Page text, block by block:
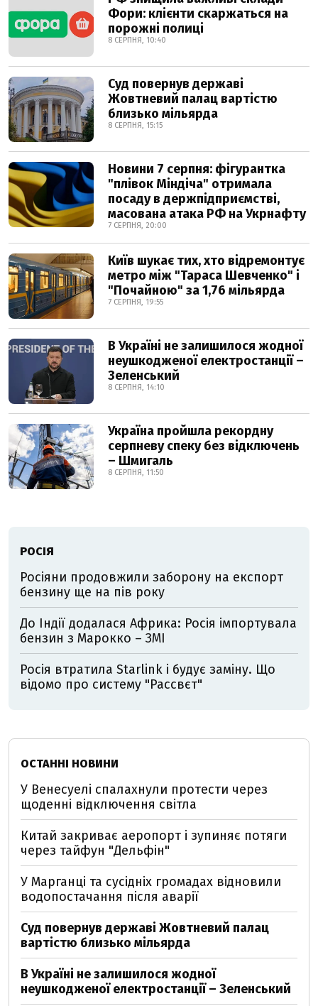
Фори: клієнти скаржаться на
порожні полиці
8 СЕРПНЯ, 10:40
Суд повернув державі
Жовтневий палац вартістю
близько мільярда
8 СЕРПНЯ, 15:15
Новини 7 серпня: фігурантка
"плівок Міндіча" отримала
посаду в держпідприємстві,
масована атака РФ на Укрнафту
7 СЕРПНЯ, 20:00
Київ шукає тих, хто відремонтує
метро між "Тараса Шевченко" і
"Почайною" за 1,76 мільярда
7 СЕРПНЯ, 19:55
В Україні не залишилося жодної
неушкодженої електростанції –
Зеленський
8 СЕРПНЯ, 14:10
Україна пройшла рекордну
серпневу спеку без відключень
– Шмигаль
8 СЕРПНЯ, 11:50
РОСІЯ
Росіяни продовжили заборону на експорт
бензину ще на пів року
До Індії додалася Африка: Росія імпортувала
бензин з Марокко – ЗМІ
Росія втратила Starlink і будує заміну. Що
відомо про систему "Рассвєт"
ОСТАННІ НОВИНИ
У Венесуелі спалахнули протести через
щоденні відключення світла
Китай закриває аеропорт і зупиняє потяги
через тайфун "Дельфін"
У Марганці та сусідніх громадах відновили
водопостачання після аварії
Суд повернув державі Жовтневий палац
вартістю близько мільярда
В Україні не залишилося жодної
неушкодженої електростанції – Зеленський